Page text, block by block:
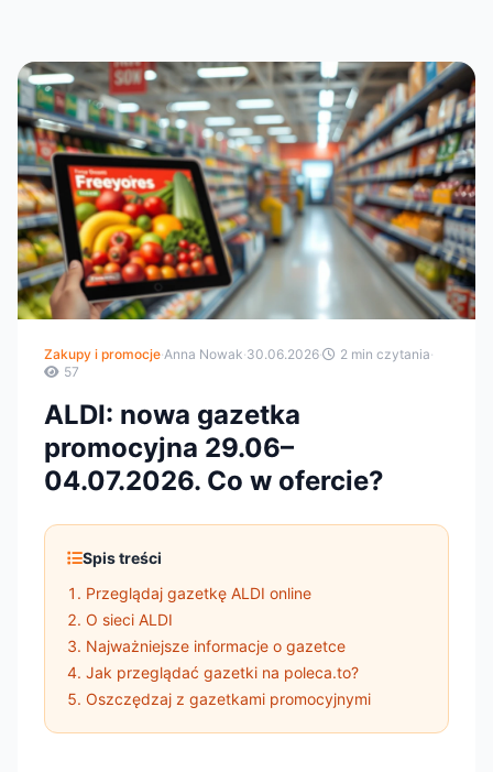
Zakupy i promocje·Anna Nowak·30.06.2026· 2 min czytania·
57
ALDI: nowa gazetka
promocyjna 29.06–
04.07.2026. Co w ofercie?
Spis treści
Przeglądaj gazetkę ALDI online
O sieci ALDI
Najważniejsze informacje o gazetce
Jak przeglądać gazetki na poleca.to?
Oszczędzaj z gazetkami promocyjnymi